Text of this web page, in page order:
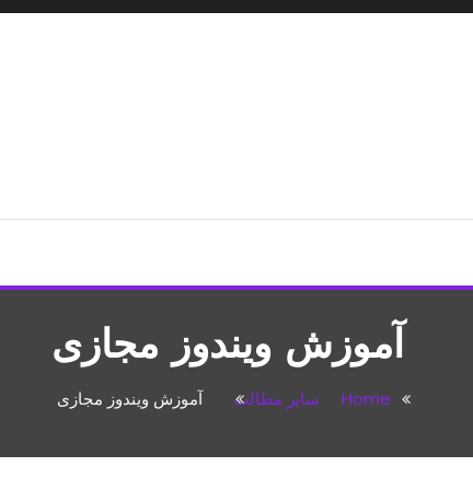
آموزش ویندوز مجازی
Home سایر مطالب آموزش ویندوز مجازی